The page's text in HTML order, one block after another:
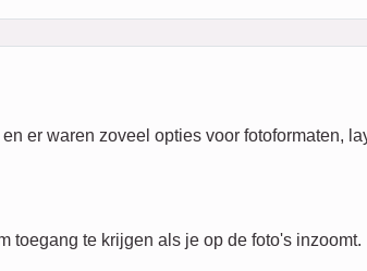
er waren zoveel opties voor fotoformaten,
toegang te krijgen als je op de foto's inzoomt.